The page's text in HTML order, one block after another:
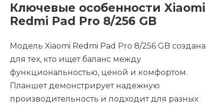
Ключевые особенности Xiaomi
Redmi Pad Pro 8/256 GB
Модель Xiaomi Redmi Pad Pro 8/256 GB создана
для тех, кто ищет баланс между
функциональностью, ценой и комфортом.
Планшет демонстрирует надежную
производительность и подходит для разных